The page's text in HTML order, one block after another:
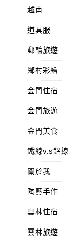
越南
道具服
郵輪旅遊
鄉村彩繪
金門住宿
金門旅遊
金門美食
鐵線v.s鋁線
關於我
陶藝手作
雲林住宿
雲林旅遊